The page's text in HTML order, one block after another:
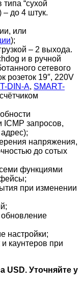
“сухой
– до 4 штук.
или
);
– 2 выхода.
и в ручной
сетевого
розеток 19″, 220V
DIN-A, SMART-
запросов,
напряжения,
до сотых
функциями
при изменении
обновление
настройки;
каунтеров при
USD. Уточняйте у